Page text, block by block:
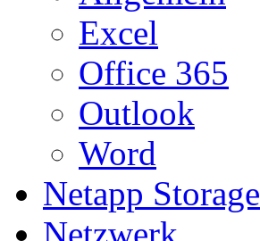
Excel
Office 365
Outlook
Word
Netapp Storage